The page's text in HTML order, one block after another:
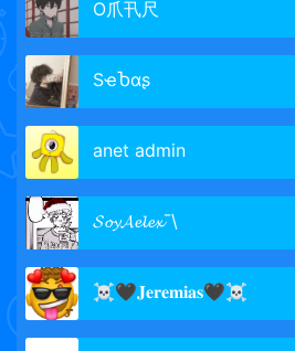
O爪卂尺
SҽႦαʂ
anet admin
𝓢𝓸𝔂𝓐𝓮𝓵𝓮𝔁¯\
☠🖤𝐉𝐞𝐫𝐞𝐦𝐢𝐚𝐬🖤☠